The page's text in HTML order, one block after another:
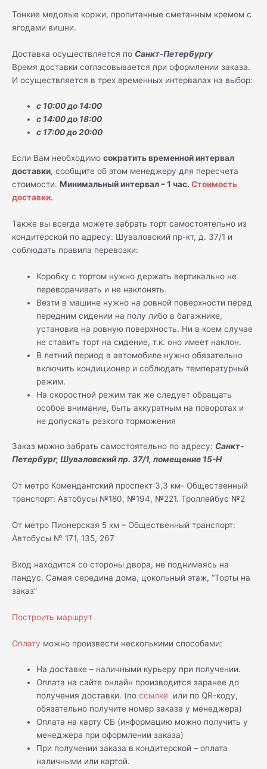
Тонкие медовые коржи, пропитанные сметанным кремом с
ягодами вишни.
Доставка осуществляется по Санкт-Петербургу
Время доставки согласовывается при оформлении заказа.
И осуществляется в трех временных интервалах на выбор:
с 10:00 до 14:00
с 14:00 до 18:00
с 17:00 до 20:00
Если Вам необходимо сократить временной интервал
доставки, сообщите об этом менеджеру для пересчета
стоимости. Минимальный интервал – 1 час. Стоимость
доставки.
Также вы всегда можете забрать торт самостоятельно из
кондитерской по адресу: Шуваловский пр-кт, д. 37/1 и
соблюдать правила перевозки:
Коробку с тортом нужно держать вертикально не
переворачивать и не наклонять.
Везти в машине нужно на ровной поверхности перед
передним сидении на полу либо в багажнике,
установив на ровную поверхность. Ни в коем случае
не ставить торт на сидение, т.к. оно имеет наклон.
В летний период в автомобиле нужно обязательно
включить кондиционер и соблюдать температурный
режим.
На скоростной режим так же следует обращать
особое внимание, быть аккуратным на поворотах и
не допускать резкого торможения
Заказ можно забрать самостоятельно по адресу: Санкт-
Петербург, Шуваловский пр. 37/1, помещение 15-Н
От метро Комендантский проспект 3,3 км- Общественный
транспорт: Автобусы №180, №194, №221. Троллейбус №2
От метро Пионерская 5 км – Общественный транспорт:
Автобусы № 171, 135, 267
Вход находится со стороны двора, не поднимаясь на
пандус. Самая середина дома, цокольный этаж, “Торты на
заказ”
Построить маршрут
Оплату можно произвести несколькими способами:
На доставке – наличными курьеру при получении.
Оплата на сайте онлайн производится заранее до
получения доставки. (поссылке или по QR-коду,
обязательно получите номер заказа у менеджера)
Оплата на карту СБ (информацию можно получить у
менеджера при оформлении заказа)
При получении заказа в кондитерской – оплата
наличными или картой.